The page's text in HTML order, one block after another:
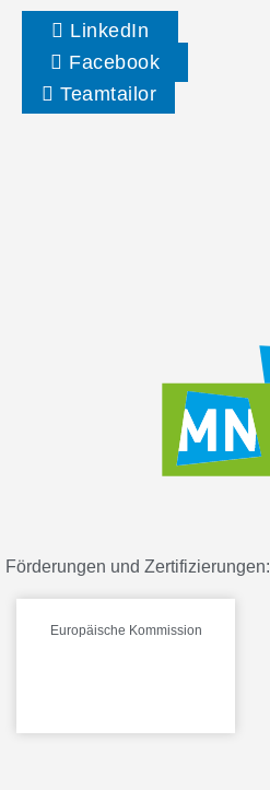
LinkedIn
Facebook
Teamtailor
Förderungen und Zertifizierungen:
Europäische Kommission